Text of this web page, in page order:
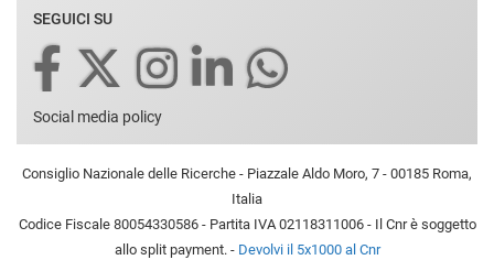
SEGUICI SU
Social media policy
Consiglio Nazionale delle Ricerche - Piazzale Aldo Moro, 7 - 00185 Roma,
Italia
Codice Fiscale 80054330586 - Partita IVA 02118311006 - Il Cnr è soggetto
allo split payment. - Devolvi il 5x1000 al Cnr